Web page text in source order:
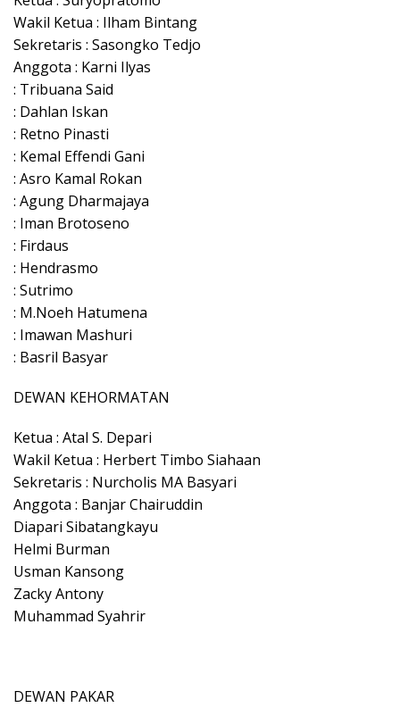
Wakil Ketua : Ilham Bintang
Sekretaris : Sasongko Tedjo
Anggota : Karni Ilyas
: Tribuana Said
: Dahlan Iskan
: Retno Pinasti
: Kemal Effendi Gani
: Asro Kamal Rokan
: Agung Dharmajaya
: Iman Brotoseno
: Firdaus
: Hendrasmo
: Sutrimo
: M.Noeh Hatumena
: Imawan Mashuri
: Basril Basyar
DEWAN KEHORMATAN
Ketua : Atal S. Depari
Wakil Ketua : Herbert Timbo Siahaan
Sekretaris : Nurcholis MA Basyari
Anggota : Banjar Chairuddin
Diapari Sibatangkayu
Helmi Burman
Usman Kansong
Zacky Antony
Muhammad Syahrir
DEWAN PAKAR